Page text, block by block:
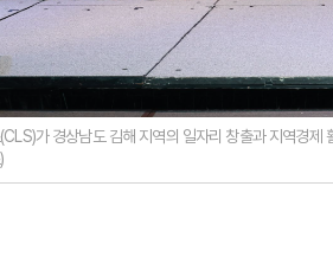
가 경상남도 김해 지역의 일자리 창출과 지역경